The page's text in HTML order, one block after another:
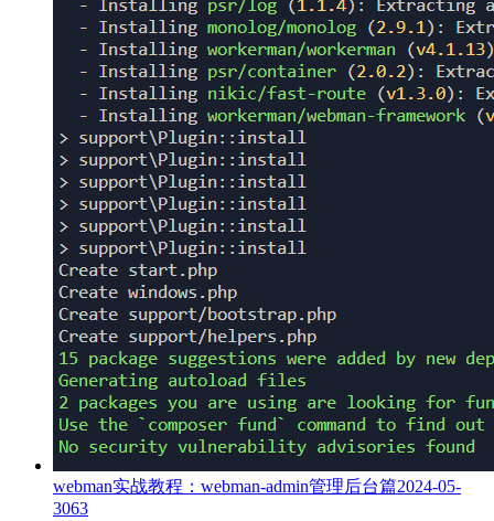
webman实战教程：webman-admin管理后台篇2024-05-
3063